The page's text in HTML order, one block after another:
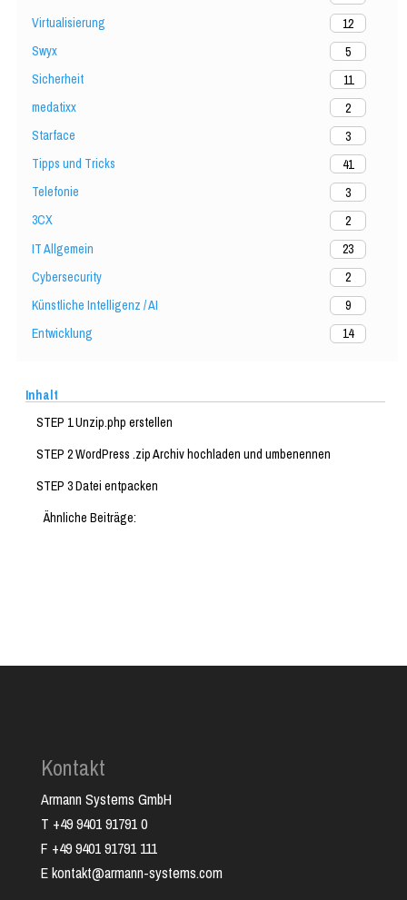
Virtualisierung
12
Swyx
5
Sicherheit
11
medatixx
2
Starface
3
Tipps und Tricks
41
Telefonie
3
3CX
2
IT Allgemein
23
Cybersecurity
2
Künstliche Intelligenz / AI
9
Entwicklung
14
Inhalt
STEP 1 Unzip.php erstellen
STEP 2 WordPress .zip Archiv hochladen und umbenennen
STEP 3 Datei entpacken
Ähnliche Beiträge:
Kontakt
Armann Systems GmbH
T +49 9401 91791 0
F +49 9401 91791 111
E kontakt@armann-systems.com